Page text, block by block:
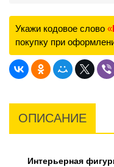
Укажи кодовое слово «
покупку при
ОПИСАНИЕ
Интерьерная